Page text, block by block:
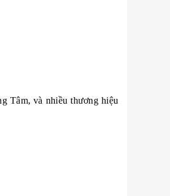
Tâm, và nhiều thương hiệu